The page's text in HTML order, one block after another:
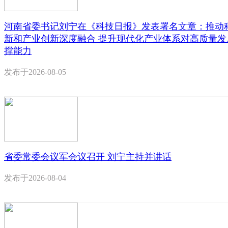
河南省委书记刘宁在《科技日报》发表署名文章：推动
新和产业创新深度融合 提升现代化产业体系对高质量
撑能力
发布于2026-08-05
省委常委会议军会议召开 刘宁主持并讲话
发布于2026-08-04